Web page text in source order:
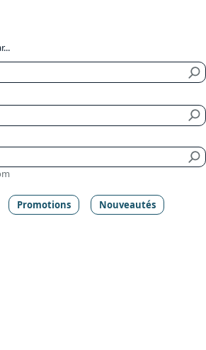
Promotions Nouveautés